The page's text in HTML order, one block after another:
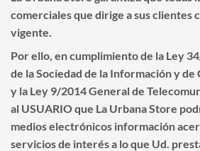
comerciales que dirige a sus clientes
vigente.
Por ello, en cumplimiento de la Ley
de la Sociedad de la Información y
y la Ley 9/2014 General de
al USUARIO que La Urbana Store
medios electrónicos información
servicios de interés a lo que Ud.